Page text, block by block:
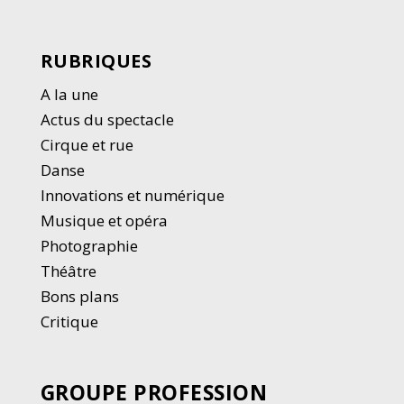
RUBRIQUES
A la une
Actus du spectacle
Cirque et rue
Danse
Innovations et numérique
Musique et opéra
Photographie
Théâtre
Bons plans
Critique
GROUPE PROFESSION